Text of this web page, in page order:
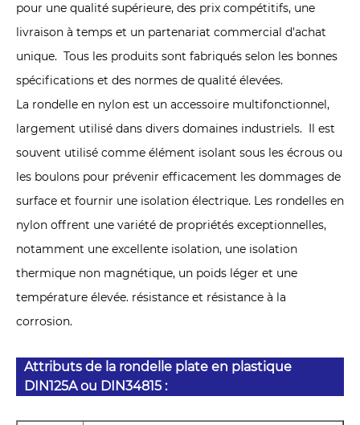
pour une qualité supérieure, des prix compétitifs, une
livraison à temps et un partenariat commercial d'achat
unique. Tous les produits sont fabriqués selon les bonnes
spécifications et des normes de qualité élevées.
La rondelle en nylon est un accessoire multifonctionnel,
largement utilisé dans divers domaines industriels. ‌ Il est
souvent utilisé comme élément isolant sous les écrous ou
les boulons pour prévenir efficacement les dommages de
surface et fournir une isolation électrique. Les rondelles en
nylon offrent une variété de propriétés exceptionnelles,
notamment une excellente isolation, une isolation
thermique non magnétique, un poids léger et une
température élevée. résistance et résistance à la
corrosion.
Attributs de la rondelle plate en plastique
DIN125A ou DIN34815 :